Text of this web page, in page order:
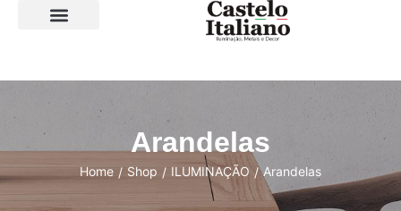
Arandelas
Home / Shop / ILUMINAÇÃO / Arandelas